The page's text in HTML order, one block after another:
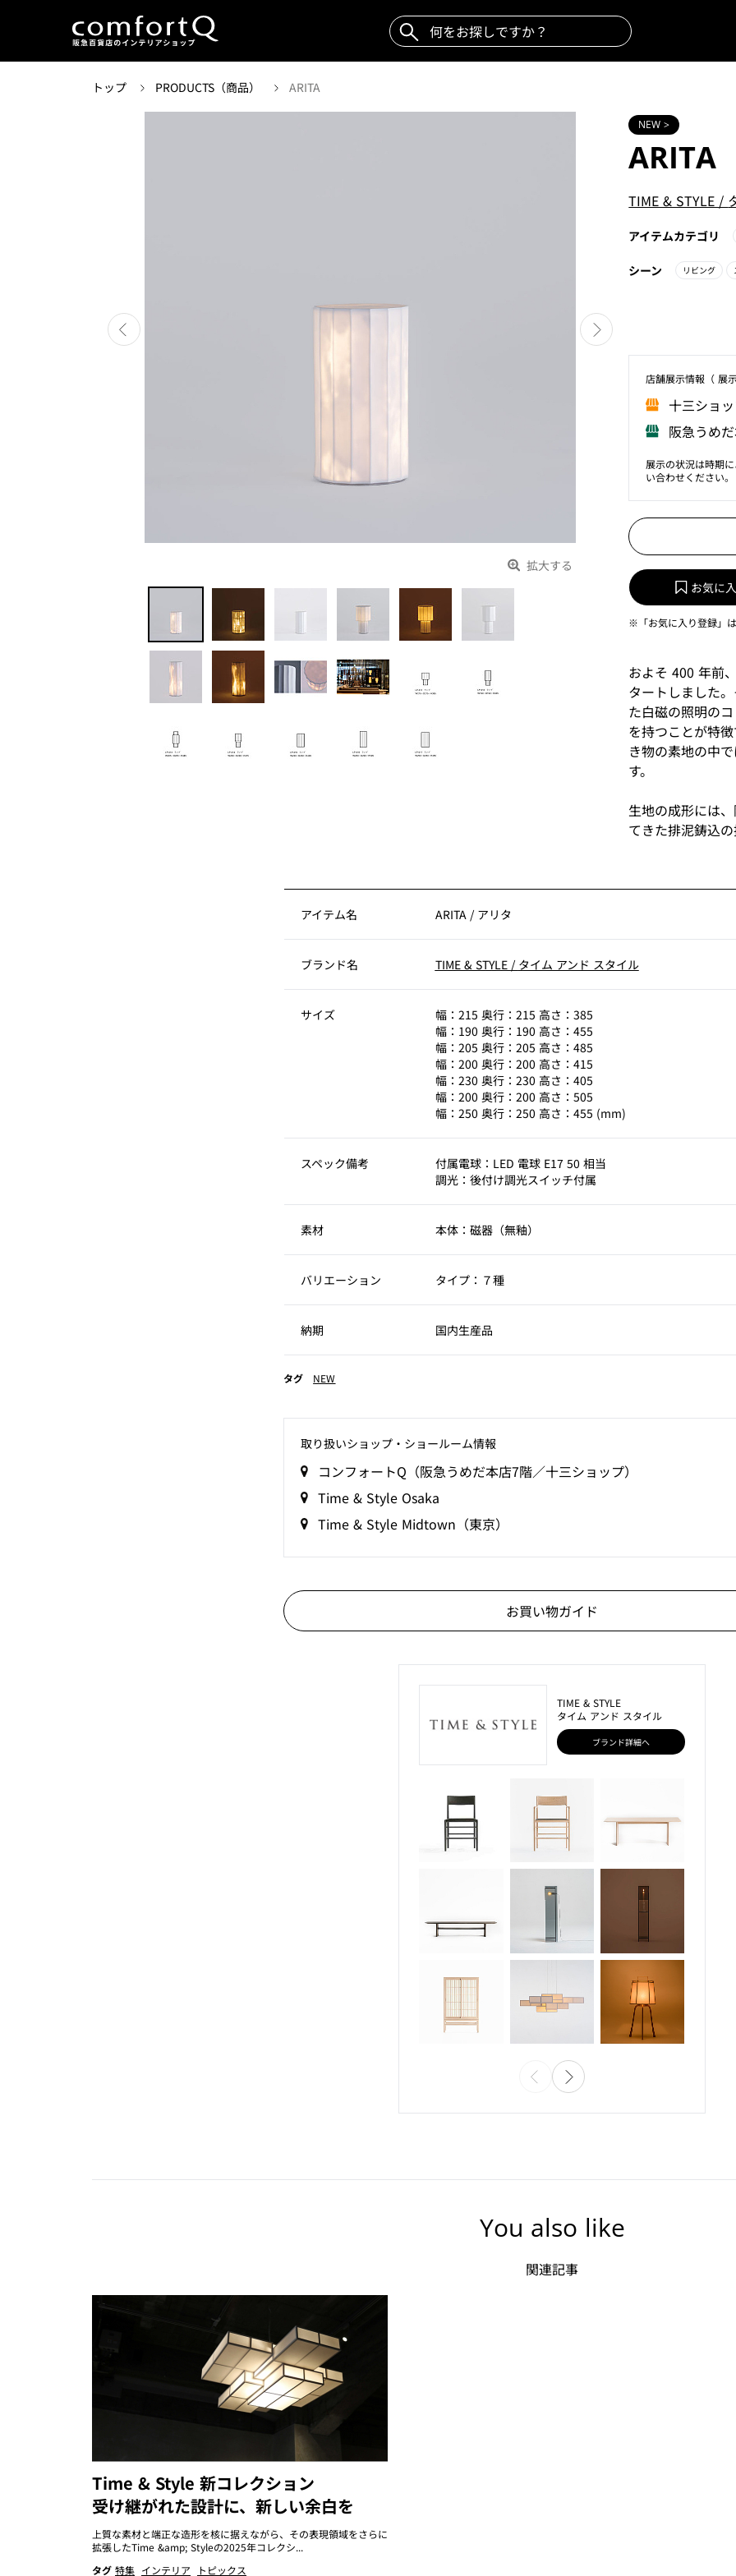
トップ PRODUCTS（商品） ARITA
拡大する
NEW >
ARITA
TIME & STYLE /
アイテムカテゴリ
シーン リビング
店舗展⽰情報（ 展
⼗三ショ
阪急うめ
展示の状況は時期
い合わせください。
お気に
※「お気に入り登録」
およそ 400 年前
タートしました
た白磁の照明の
を持つことが特
き物の素地の中
す。
生地の成形には
てきた排泥鋳込
り始めます。時
す。理想的な厚
しっかりと固ま
す。
焼成の過程では
法よりも一回り
100kg を超え、
歪みや割れが生
ても、型作りで
ら試行錯誤を重
した中にも穏や
らせます。
アイテム名 ARITA / アリタ
ブランド名 TIME & STYLE / タイム アンド スタイル
サイズ
幅：215 奥行：215 高さ：385
幅：190 奥行：190 高さ：455
幅：205 奥行：205 高さ：485
幅：200 奥行：200 高さ：415
幅：230 奥行：230 高さ：405
幅：200 奥行：200 高さ：505
幅：250 奥行：250 高さ：455 (mm)
スペック備考
付属電球：LED 電球 E17 50 相当
調光：後付け調光スイッチ付属
素材 本体：磁器（無釉）
バリエーション タイプ：７種
納期 国内生産品
タグ NEW
取り扱いショップ‧ショールーム情報
コンフォートQ（阪急うめだ本店7階／十三ショップ）
Time & Style Osaka
Time & Style Midtown（東京）
お買い物ガイド
TIME & STYLE
タイム アンド スタイル
ブランド詳細へ
You also like
関連記事
Time & Style 新コレクション
受け継がれた設計に、新しい余白を
上質な素材と端正な造形を核に据えながら、その表現領域をさらに
拡張したTime &amp; Styleの2025年コレクシ...
タグ 特集 インテリア トピックス